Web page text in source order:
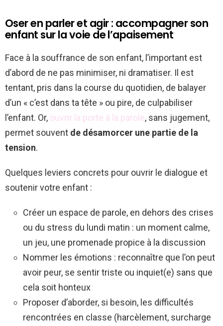
Oser en parler et agir : accompagner son
enfant sur la voie de l’apaisement
Face à la souffrance de son enfant, l’important est
d’abord de ne pas minimiser, ni dramatiser. Il est
tentant, pris dans la course du quotidien, de balayer
d’un « c’est dans ta tête » ou pire, de culpabiliser
l’enfant. Or, ouvrir la porte à la parole, sans jugement,
permet souvent de désamorcer une partie de la
tension.
Quelques leviers concrets pour ouvrir le dialogue et
soutenir votre enfant :
Créer un espace de parole, en dehors des crises
ou du stress du lundi matin : un moment calme,
un jeu, une promenade propice à la discussion
Nommer les émotions : reconnaître que l’on peut
avoir peur, se sentir triste ou inquiet(e) sans que
cela soit honteux
Proposer d’aborder, si besoin, les difficultés
rencontrées en classe (harcèlement, surcharge